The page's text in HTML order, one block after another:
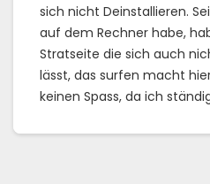
sich nicht Deinstallieren.
auf dem Rechner habe,
Stratseite die sich auch
lässt, das surfen macht
keinen Spass, da ich